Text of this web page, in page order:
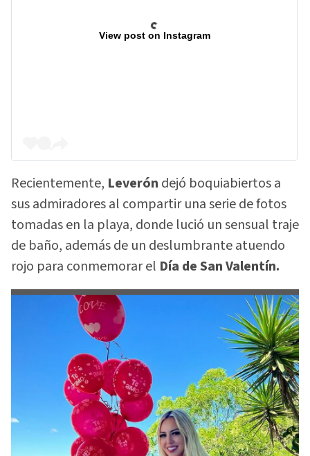
View post on Instagram
Recientemente, Leverón dejó boquiabiertos a
sus admiradores al compartir una serie de fotos
tomadas en la playa, donde lució un sensual traje
de baño, además de un deslumbrante atuendo
rojo para conmemorar el Día de San Valentín.